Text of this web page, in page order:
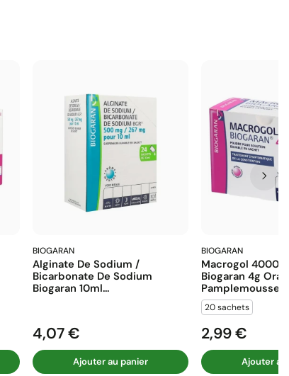
BIOGARAN
Alginate De Sodium /
Bicarbonate De Sodium
Biogaran 10ml...
Prix
4,07 €
Ajouter au panier
BIOGARAN
Macrogol 4000
Biogaran 4g
Pamplemousse...
20 sachets
Prix
2,99 €
Ajouter au